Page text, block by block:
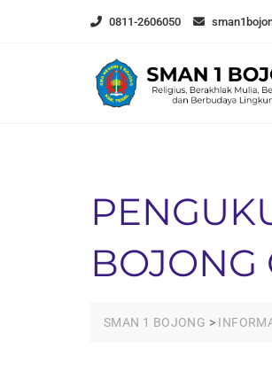
0811-2606050
BOJONG
SMAN 1 BOJONG >